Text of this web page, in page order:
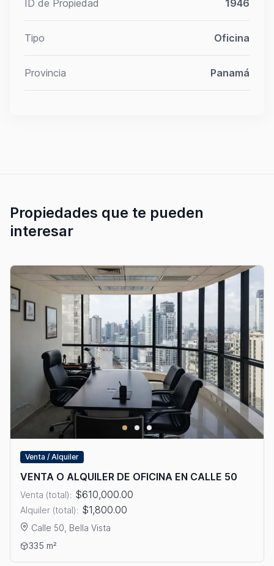
ID de Propiedad 1946
Tipo Oficina
Provincia Panamá
Propiedades que te pueden
interesar
Venta / Alquiler
VENTA O ALQUILER DE OFICINA EN CALLE 50
Venta (total): $610,000.00
Alquiler (total): $1,800.00
Calle 50, Bella Vista
Ver detalles: VENTA O ALQUILER DE OFICINA EN CALLE 50
335 m²